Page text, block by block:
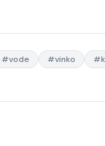
#vode #vinko #